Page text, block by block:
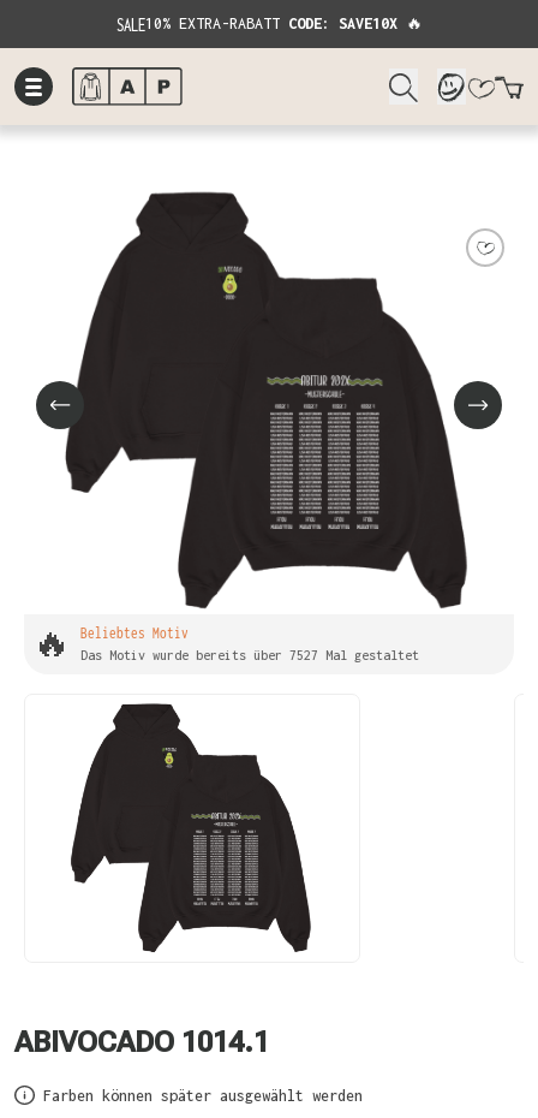
SALE10% EXTRA-RABATT CODE: SAVE10X🔥
🔥 Beliebtes Motiv
Das Motiv wurde bereits über 7527 Mal gestaltet
ABIVOCADO 1014.1
Farben können später ausgewählt werden